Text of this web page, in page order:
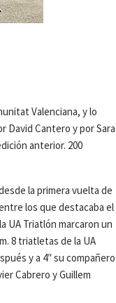
Valenciana, y lo
David Cantero y por Sara
anterior. 200
la primera vuelta de
los que destacaba el
UA Triatlón marcaron un
8 triatletas de la UA
y a 4″ su compañero
Cabrero y Guillem